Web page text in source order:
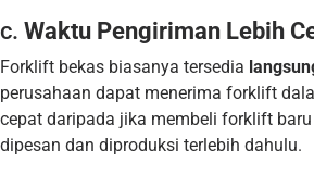
c. Waktu Pengiriman Lebih
Forklift bekas biasanya tersedia
perusahaan dapat menerima forklift
cepat daripada jika membeli forklift
dipesan dan diproduksi terlebih dahulu.